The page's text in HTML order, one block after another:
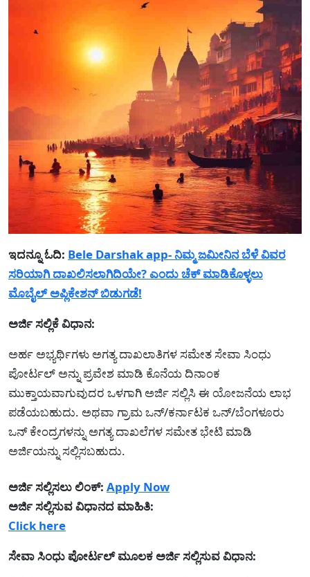
ಇದನ್ನೂ ಓದಿ: Bele Darshak app- ನಿಮ್ಮ ಜಮೀನಿನ ಬೆಳೆ ವಿವರ
ಸರಿಯಾಗಿ ದಾಖಲಿಸಲಾಗಿದಿಯೇ? ಎಂದು ಚೆಕ್ ಮಾಡಿಕೊಳ್ಳಲು
ಮೊಬೈಲ್ ಅಪ್ಲಿಕೇಶನ್ ಬಿಡುಗಡೆ!
ಅರ್ಜಿ ಸಲ್ಲಿಕೆ ವಿಧಾನ:
ಅರ್ಹ ಅಭ್ಯರ್ಥಿಗಳು ಅಗತ್ಯ ದಾಖಲಾತಿಗಳ ಸಮೇತ ಸೇವಾ ಸಿಂಧು
ಪೋರ್ಟಲ್ ಅನ್ನು ಪ್ರವೇಶ ಮಾಡಿ ಕೊನೆಯ ದಿನಾಂಕ
ಮುಕ್ತಾಯವಾಗುವುದರ ಒಳಗಾಗಿ ಅರ್ಜಿ ಸಲ್ಲಿಸಿ ಈ ಯೋಜನೆಯ ಲಾಭ
ಪಡೆಯಬಹುದು. ಅಥವಾ ಗ್ರಾಮ ಒನ್/ಕರ್ನಾಟಕ ಒನ್/ಬೆಂಗಳೂರು
ಒನ್ ಕೇಂದ್ರಗಳನ್ನು ಅಗತ್ಯ ದಾಖಲೆಗಳ ಸಮೇತ ಭೇಟಿ ಮಾಡಿ
ಅರ್ಜಿಯನ್ನು ಸಲ್ಲಿಸಬಹುದು.
ಅರ್ಜಿ ಸಲ್ಲಿಸಲು ಲಿಂಕ್: Apply Now
ಅರ್ಜಿ ಸಲ್ಲಿಸುವ ವಿಧಾನದ ಮಾಹಿತಿ:
Click here
ಸೇವಾ ಸಿಂಧು ಪೋರ್ಟಲ್ ಮೂಲಕ ಅರ್ಜಿ ಸಲ್ಲಿಸುವ ವಿಧಾನ: